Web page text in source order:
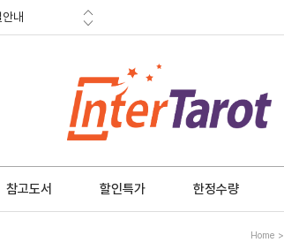
참고도서 할인특가 한정수량
Home >